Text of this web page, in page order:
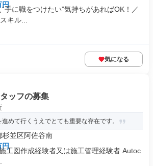
円
手に職をつけたい”気持ちがあればOK！／
キル...
気になる
ッフの募集
めて行くうえでとても重要な存在です。
並区阿佐谷南
円
工図作成経験者又は施工管理経験者 Autoc